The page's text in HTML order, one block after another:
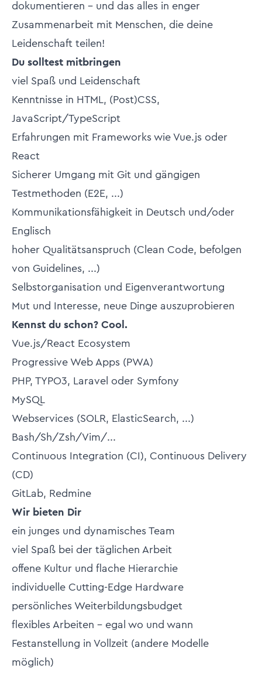
dokumentieren - und das alles in enger
Zusammenarbeit mit Menschen, die deine
Leidenschaft teilen!
Du solltest mitbringen
viel Spaß und Leidenschaft
Kenntnisse in HTML, (Post)CSS,
JavaScript/TypeScript
Erfahrungen mit Frameworks wie Vue.js oder
React
Sicherer Umgang mit Git und gängigen
Testmethoden (E2E, ...)
Kommunikationsfähigkeit in Deutsch und/oder
Englisch
hoher Qualitätsanspruch (Clean Code, befolgen
von Guidelines, ...)
Selbstorganisation und Eigenverantwortung
Mut und Interesse, neue Dinge auszuprobieren
Kennst du schon? Cool.
Vue.js/React Ecosystem
Progressive Web Apps (PWA)
PHP, TYPO3, Laravel oder Symfony
MySQL
Webservices (SOLR, ElasticSearch, ...)
Bash/Sh/Zsh/Vim/...
Continuous Integration (CI), Continuous Delivery
(CD)
GitLab, Redmine
Wir bieten Dir
ein junges und dynamisches Team
viel Spaß bei der täglichen Arbeit
offene Kultur und flache Hierarchie
individuelle Cutting-Edge Hardware
persönliches Weiterbildungsbudget
flexibles Arbeiten - egal wo und wann
Festanstellung in Vollzeit (andere Modelle
möglich)